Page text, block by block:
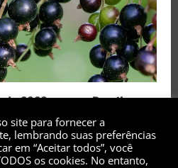
2026 rara no Brasil
site para fornecer a
lembrando suas preferências
em “Aceitar todos”, você
os cookies. No entanto,